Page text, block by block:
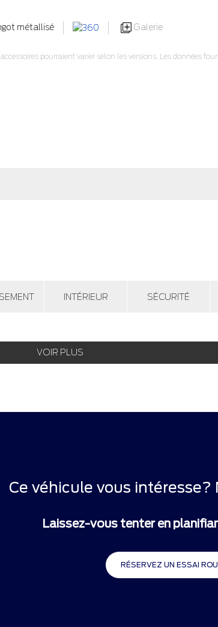
métallisé Galerie
pourraient varier selon les versions. Les données
INTÉRIEUR SÉCURITÉ
VOIR PLUS
Ce véhicule vous intéresse?
Laissez-vous tenter en
RÉSERVEZ UN ESSAI